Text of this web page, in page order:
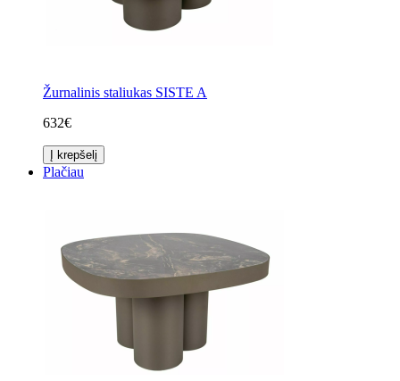
Žurnalinis staliukas SISTE A
632€
Į krepšelį
Plačiau